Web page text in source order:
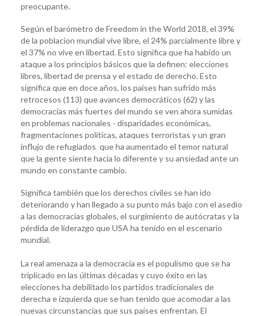
preocupante.
Según el barómetro de Freedom in the World 2018, el 39%
de la poblacion mundial vive libre, el 24% parcialmente libre y
el 37% no vive en libertad. Esto significa que ha habido un
ataque a los principios básicos que la definen: elecciones
libres, libertad de prensa y el estado de derecho. Esto
significa que en doce años, los países han sufrido más
retrocesos (113) que avances democráticos (62) y las
democracias más fuertes del mundo se ven ahora sumidas
en problemas nacionales - disparidades económicas,
fragmentaciones políticas, ataques terroristas y un gran
influjo de refugiados que ha aumentado el temor natural
que la gente siente hacia lo diferente y su ansiedad ante un
mundo en constante cambio.
Significa también que los derechos civiles se han ido
deteriorando y han llegado a su punto más bajo con el asedio
a las democracias globales, el surgimiento de autócratas y la
pérdida de liderazgo que USA ha tenido en el escenario
mundial.
La real amenaza a la democracia es el populismo que se ha
triplicado en las últimas décadas y cuyo éxito en las
elecciones ha debilitado los partidos tradicionales de
derecha e izquierda que se han tenido que acomodar a las
nuevas circunstancias que sus paises enfrentan. El